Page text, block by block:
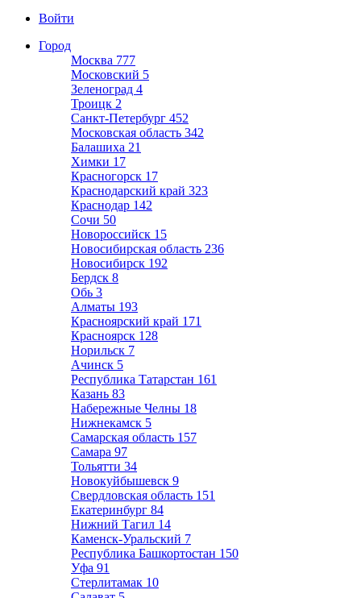
Войти
Город
Москва 777
Московский 5
Зеленоград 4
Троицк 2
Санкт-Петербург 452
Московская область 342
Балашиха 21
Химки 17
Красногорск 17
Краснодарский край 323
Краснодар 142
Сочи 50
Новороссийск 15
Новосибирская область 236
Новосибирск 192
Бердск 8
Обь 3
Алматы 193
Красноярский край 171
Красноярск 128
Норильск 7
Ачинск 5
Республика Татарстан 161
Казань 83
Набережные Челны 18
Нижнекамск 5
Самарская область 157
Самара 97
Тольятти 34
Новокуйбышевск 9
Свердловская область 151
Екатеринбург 84
Нижний Тагил 14
Каменск-Уральский 7
Республика Башкортостан 150
Уфа 91
Стерлитамак 10